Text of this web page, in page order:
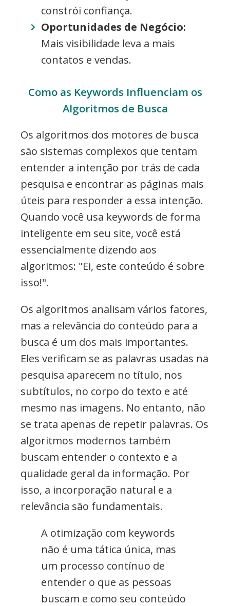
constrói confiança.
Oportunidades de Negócio:
Mais visibilidade leva a mais
contatos e vendas.
Como as Keywords Influenciam os
Algoritmos de Busca
Os algoritmos dos motores de busca
são sistemas complexos que tentam
entender a intenção por trás de cada
pesquisa e encontrar as páginas mais
úteis para responder a essa intenção.
Quando você usa keywords de forma
inteligente em seu site, você está
essencialmente dizendo aos
algoritmos: "Ei, este conteúdo é sobre
isso!".
Os algoritmos analisam vários fatores,
mas a relevância do conteúdo para a
busca é um dos mais importantes.
Eles verificam se as palavras usadas na
pesquisa aparecem no título, nos
subtítulos, no corpo do texto e até
mesmo nas imagens. No entanto, não
se trata apenas de repetir palavras. Os
algoritmos modernos também
buscam entender o contexto e a
qualidade geral da informação. Por
isso, a incorporação natural e a
relevância são fundamentais.
A otimização com keywords
não é uma tática única, mas
um processo contínuo de
entender o que as pessoas
buscam e como seu conteúdo